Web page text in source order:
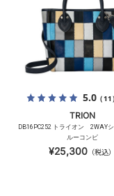
5.0（11）
TRION
DB16PC252 トライオン 2WAY
ルーコンビ
¥25,300 （税込）